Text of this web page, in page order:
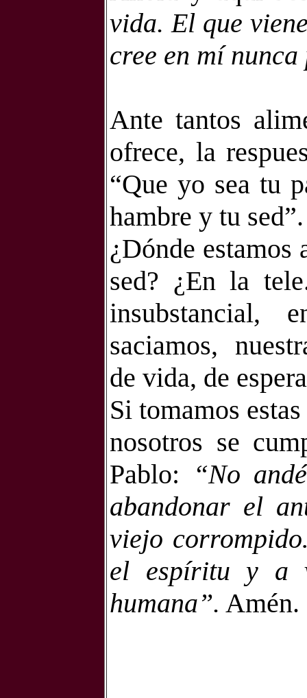
vida. El que
cree en mí
Ante tantos
ofrece, la
“Que yo sea tu
hambre y tu sed”.
¿Dónde estamos
sed? ¿En la
insubstancial,
saciamos,
de vida, de
Si tomamos
nosotros se
Pablo:
“No
abandonar el
viejo
el espíritu y a
humana”. Amén.